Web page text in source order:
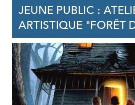
JEUNE PUBLIC :
ARTISTIQUE "FORÊT